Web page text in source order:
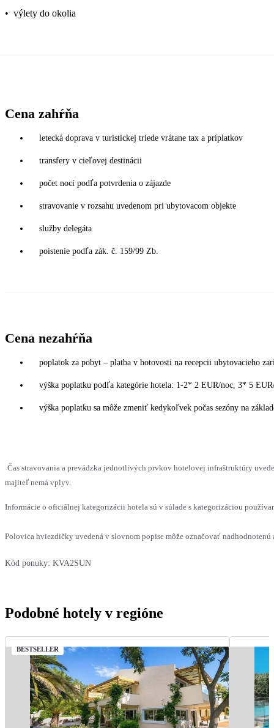
• výlety do okolia
Cena zahŕňa
letecká doprava v turistickej triede vrátane tax a príplatkov
transfery v cieľovej destinácii
počet nocí podľa potvrdenia o zájazde
stravovanie v rozsahu uvedenom pri ubytovacom objekte
služby delegáta
poistenie podľa zák. č. 159/99 Zb.
Cena nezahŕňa
poplatok za pobyt – platba v hotovosti na recepcii ubytovacieho
výška poplatku podľa kategórie hotela: 1-2* 2 EUR/noc, 3* 5
výška poplatku sa môže zmeniť kedykoľvek počas sezóny na
Čas stravovania a prevádzka jednotlivých prvkov hotelovej infraštruktúry
majiteľ nemá vplyv.
Informácie o oficiálnej kategorizácii hotela sú v súlade s kategorizáciou
Polovica hviezdičky uvedená v slovnom popise môže označovať
Kód ponuky: KVA2SUN
Podobné hotely v regióne
BESTSELLER